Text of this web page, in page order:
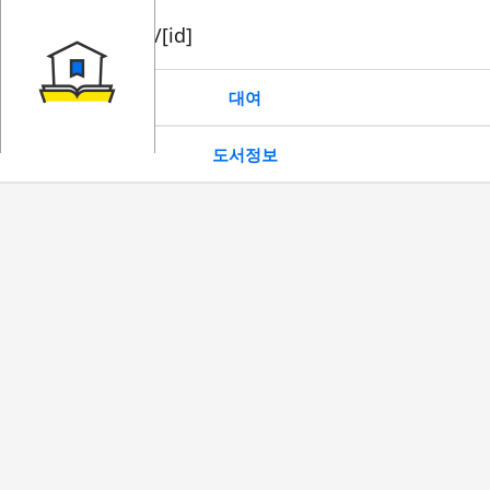
book/rent/[id]
대여
도서정보